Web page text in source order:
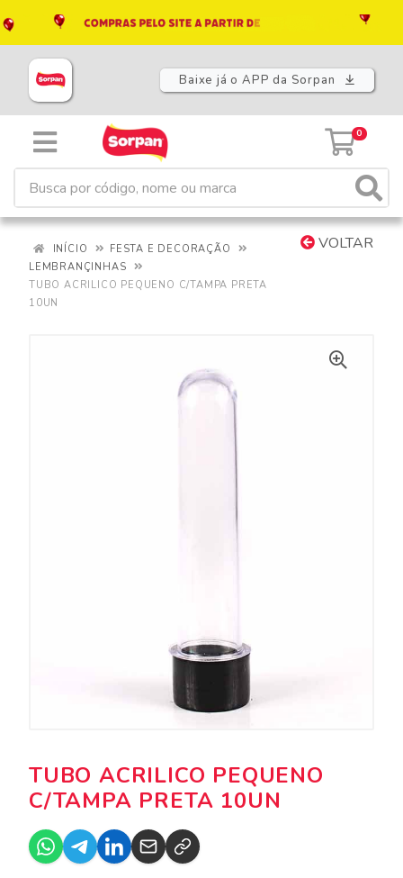
Baixe já o APP da Sorpan
0
VOLTAR
INÍCIO
FESTA E DECORAÇÃO
LEMBRANÇINHAS
TUBO ACRILICO PEQUENO C/TAMPA PRETA
10UN
TUBO ACRILICO PEQUENO
C/TAMPA PRETA 10UN